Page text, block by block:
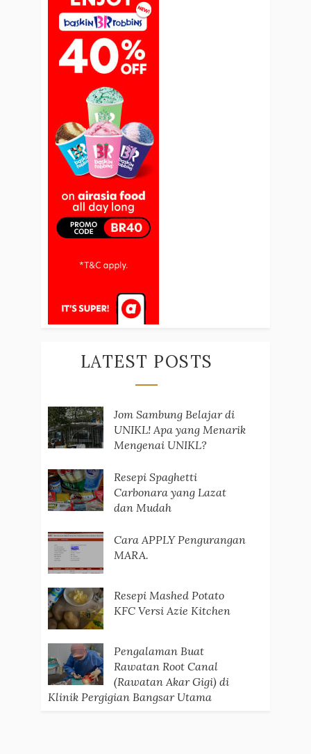
LATEST POSTS
Jom Sambung Belajar di
UNIKL! Apa yang Menarik
Mengenai UNIKL?
Resepi Spaghetti
Carbonara yang Lazat
dan Mudah
Cara APPLY Pengurangan
MARA.
Resepi Mashed Potato
KFC Versi Azie Kitchen
Pengalaman Buat
Rawatan Root Canal
(Rawatan Akar Gigi) di
Klinik Pergigian Bangsar Utama